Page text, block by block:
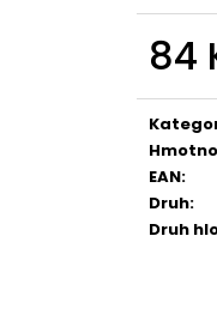
84
cena:
EAN:
Druh:
Druh